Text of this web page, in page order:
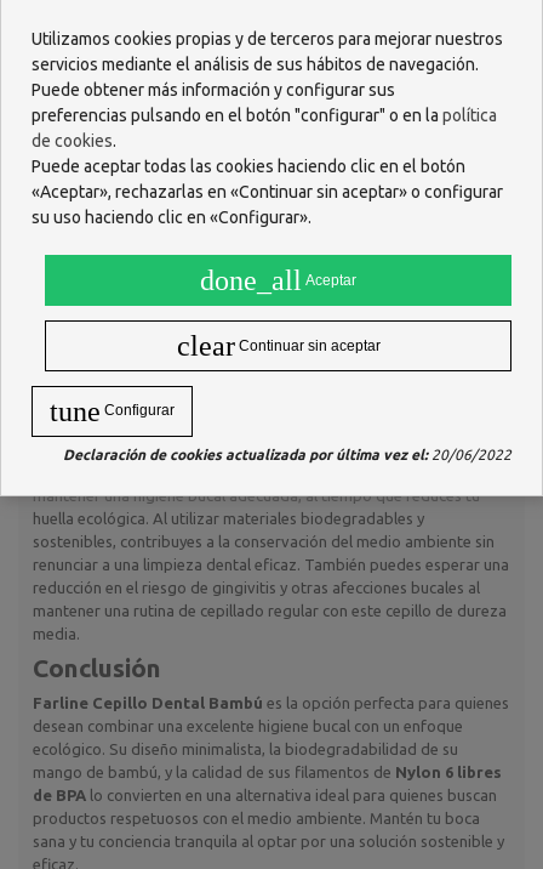
con la salud y el medio ambiente, y se biodegradan más
rápidamente que los plásticos convencionales.
Diseño ergonómico y minimalista, adecuado para una limpieza
bucal completa.
Disponible en 4 colores (verde, rosa, amarillo y azul), ofreciendo
una opción atractiva y personalizada.
Dureza media
, ideal para proporcionar una limpieza eficaz sin
dañar las encías o esmalte dental.
Composición
Farline Cepillo Dental Bambú
está compuesto por los siguientes
materiales:
Mango de bambú , biodegradable y ecológico.
Filamentos de Nylon 6, libres de BPA, que se biodegradan
más rápido que los plásticos tradicionales.
Resultados esperados
mantener una higiene bucal adecuada, al tiempo que reduces tu
huella ecológica. Al utilizar materiales biodegradables y
sostenibles, contribuyes a la conservación del medio ambiente sin
renunciar a una limpieza dental eficaz. También puedes esperar una
reducción en el riesgo de gingivitis y otras afecciones bucales al
mantener una rutina de cepillado regular con este cepillo de dureza
media.
Conclusión
Farline Cepillo Dental Bambú es la opción perfecta para quienes
desean combinar una excelente higiene bucal con un enfoque
ecológico. Su diseño minimalista, la biodegradabilidad de su
mango de bambú, y la calidad de sus filamentos de Nylon 6 libres
de BPA lo convierten en una alternativa ideal para quienes buscan
productos respetuosos con el medio ambiente. Mantén tu boca
sana y tu conciencia tranquila al optar por una solución sostenible y
eficaz.
Utilizamos cookies propias y de terceros para mejorar nuestros
servicios mediante el análisis de sus hábitos de navegación.
Puede obtener más información y configurar sus
preferencias pulsando en el botón "configurar" o en la política
de cookies.
Puede aceptar todas las cookies haciendo clic en el botón
«Aceptar», rechazarlas en «Continuar sin aceptar» o configurar
su uso haciendo clic en «Configurar».
done_all Aceptar
clear Continuar sin aceptar
tune Configurar
Declaración de cookies actualizada por última vez el:20/06/2022